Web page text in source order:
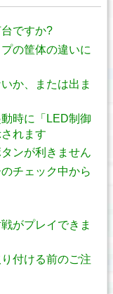
ですか?
の筐体の違いに
か、または出ま
時に「LED制御
れます
ンが利きません
チェック中から
がプレイできま
付ける前のご注